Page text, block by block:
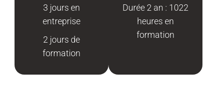
3 jours en
entreprise
2 jours de
formation
Durée 2 an : 1022
heures en
formation